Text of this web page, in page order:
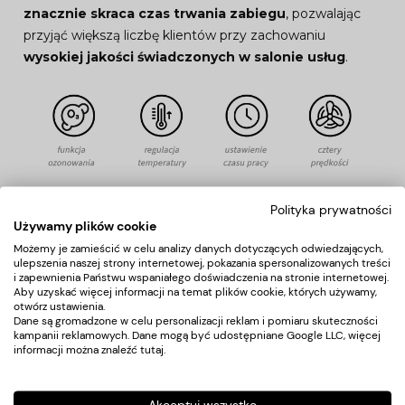
znacznie skraca czas trwania zabiegu, pozwalając
przyjąć większą liczbę klientów przy zachowaniu
wysokiej jakości świadczonych w salonie usług.
zapewniający szeroką
regulację
Elektroniczna regulacja parametrówznacznie
ułatwia pracę fryzjera. Urządzenie wyposażone jest w
jego użyciu można sprawnie regulować niezależnie od
Polityka prywatności
Używamy plików cookie
Możemy je zamieścić w celu analizy danych dotyczących odwiedzających,
ulepszenia naszej strony internetowej, pokazania spersonalizowanych treści
i zapewnienia Państwu wspaniałego doświadczenia na stronie internetowej.
Aby uzyskać więcej informacji na temat plików cookie, których używamy,
otwórz ustawienia.
Dane są gromadzone w celu personalizacji reklam i pomiaru skuteczności
kampanii reklamowych. Dane mogą być udostępniane Google LLC, więcej
informacji można znaleźć tutaj